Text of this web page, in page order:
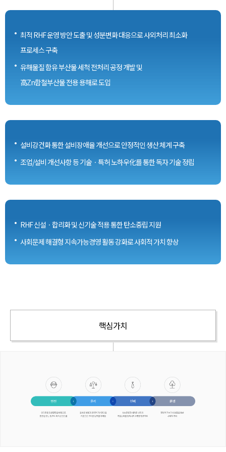
ㆍ최적 RHF 운영 방안 도출 및 성분변화 대응으로 사외처리 최소화
프로세스 구축
ㆍ유해물질 함유 부산물 세척 전처리 공정 개발 및
高Zn함철부산물 전용 용해로 도입
ㆍ설비강건화 통한 설비장애율 개선으로 안정적인 생산 체계 구축
ㆍ조업/설비 개선사항 등 기술ㆍ특허 노하우化를 통한 독자 기술 정립
ㆍ RHF 신설ㆍ합리화 및 신기술 적용 통한 탄소중립 지원
ㆍ사회문제 해결형 지속가능경영 활동 강화로 사회적 가치 향상
핵심가치